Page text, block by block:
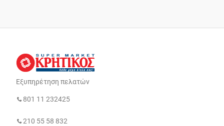
Εξυπηρέτηση πελατών
801 11 232425
210 55 58 832